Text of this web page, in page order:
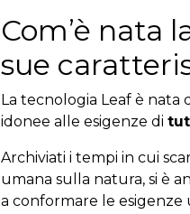
Com’è nata
sue
La tecnologia Leaf è
idonee alle esigenze di
Archiviati i tempi in cui
umana sulla natura, si è
a conformare le esigenze